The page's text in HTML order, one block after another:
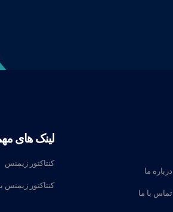
درباره ما
تماس با ما
لینک های
کنتاکتور زیمنس
کنتاکتور